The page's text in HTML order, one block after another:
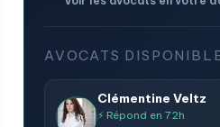
AVOCATS
Clémentine Veltz
⚡ Répond en 72h